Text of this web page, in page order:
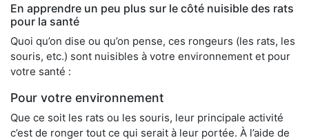
En apprendre un peu plus sur le côté nuisible des rats
pour la santé
Quoi qu’on dise ou qu’on pense, ces rongeurs (les rats, les
souris, etc.) sont nuisibles à votre environnement et pour
votre santé :
Pour votre environnement
Que ce soit les rats ou les souris, leur principale activité
c’est de ronger tout ce qui serait à leur portée. À l’aide de